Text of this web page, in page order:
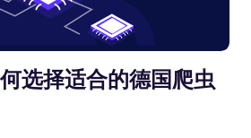
选择适合的德国爬虫